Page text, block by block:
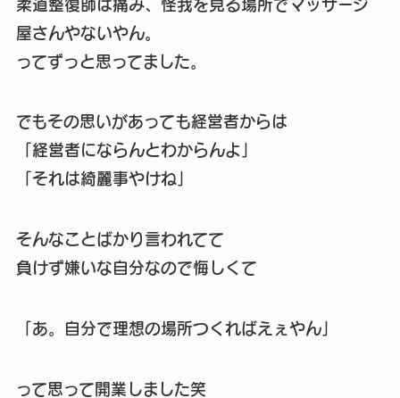
柔道整復師は痛み、怪我を見る場所でマッサージ
屋さんやないやん。
ってずっと思ってました。
でもその思いがあっても経営者からは
「経営者にならんとわからんよ」
「それは綺麗事やけね」
そんなことばかり言われてて
負けず嫌いな自分なので悔しくて
「あ。自分で理想の場所つくればえぇやん」
って思って開業しました笑